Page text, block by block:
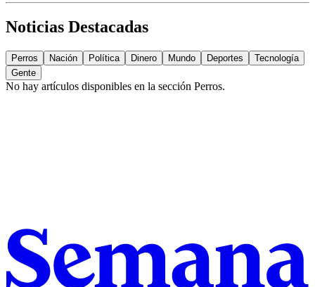
Noticias Destacadas
Perros Nación Política Dinero Mundo Deportes
Tecnología
Gente
No hay artículos disponibles en la sección Perros.